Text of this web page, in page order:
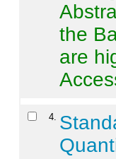
the
are
4